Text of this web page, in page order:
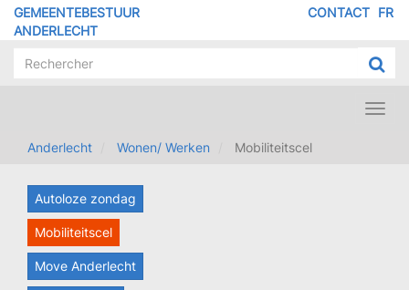
Overslaan
GEMEENTEBESTUUR
ANDERLECHT
FR
CONTACT
Anderlecht
Wonen/ Werken Mobiliteitscel
Autoloze zondag
Mobiliteitscel
Move Anderlecht